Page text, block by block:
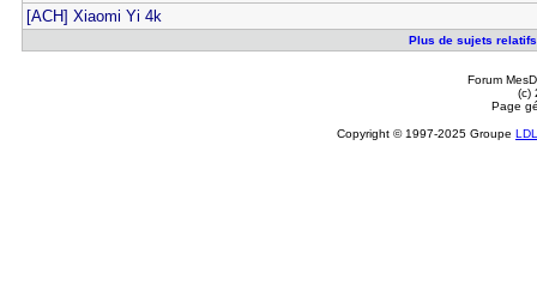
[ACH] Xiaomi Yi 4k
Plus de sujets
Forum
(c)
Page
Copyright © 1997-2025 Groupe